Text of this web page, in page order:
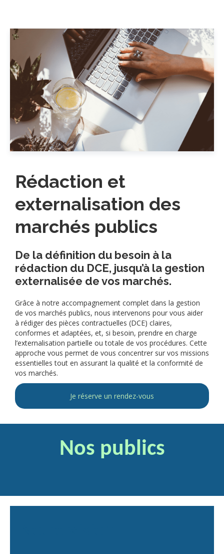
Rédaction et
externalisation des
marchés publics
De la définition du besoin à la
rédaction du DCE, jusqu’à la gestion
externalisée de vos marchés.
Grâce à notre accompagnement complet dans la gestion
de vos marchés publics, nous intervenons pour vous aider
à rédiger des pièces contractuelles (DCE) claires,
conformes et adaptées, et, si besoin, prendre en charge
l’externalisation partielle ou totale de vos procédures. Cette
approche vous permet de vous concentrer sur vos missions
essentielles tout en assurant la qualité et la conformité de
vos marchés.
Je réserve un rendez-vous
Nos publics